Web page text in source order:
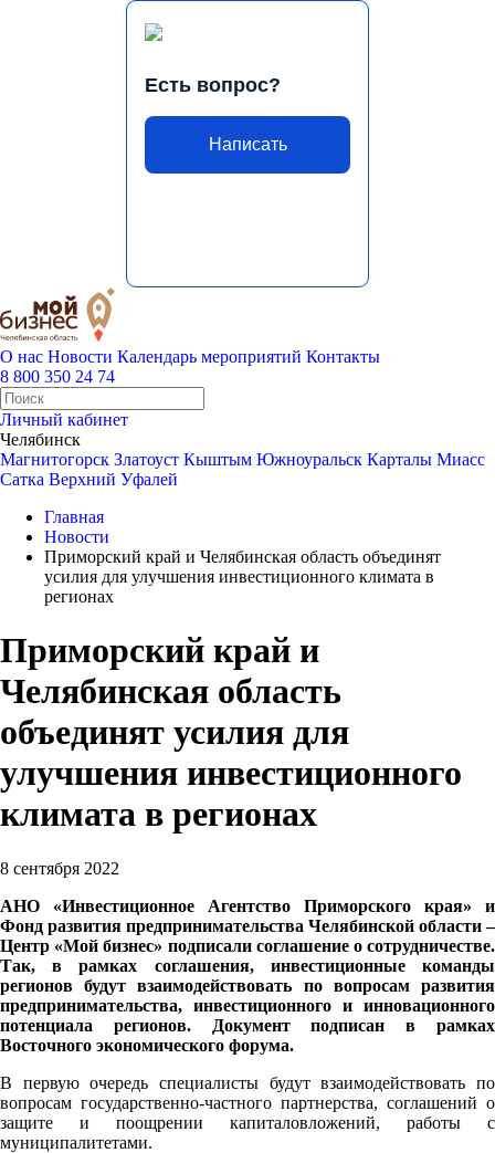
Есть вопрос?
Написать
О нас Новости Календарь мероприятий Контакты
8 800 350 24 74
Личный кабинет
Челябинск
Магнитогорск Златоуст Кыштым Южноуральск Карталы Миасс
Сатка Верхний Уфалей
Главная
Новости
Приморский край и Челябинская область объединят
усилия для улучшения инвестиционного климата в
регионах
Приморский край и
Челябинская область
объединят усилия для
улучшения инвестиционного
климата в регионах
8 сентября 2022
АНО «Инвестиционное Агентство Приморского края» и
Фонд развития предпринимательства Челябинской области –
Центр «Мой бизнес» подписали соглашение о сотрудничестве.
Так, в рамках соглашения, инвестиционные команды
регионов будут взаимодействовать по вопросам развития
предпринимательства, инвестиционного и инновационного
потенциала регионов. Документ подписан в рамках
Восточного экономического форума.
В первую очередь специалисты будут взаимодействовать по
вопросам государственно-частного партнерства, соглашений о
защите и поощрении капиталовложений, работы с
муниципалитетами.